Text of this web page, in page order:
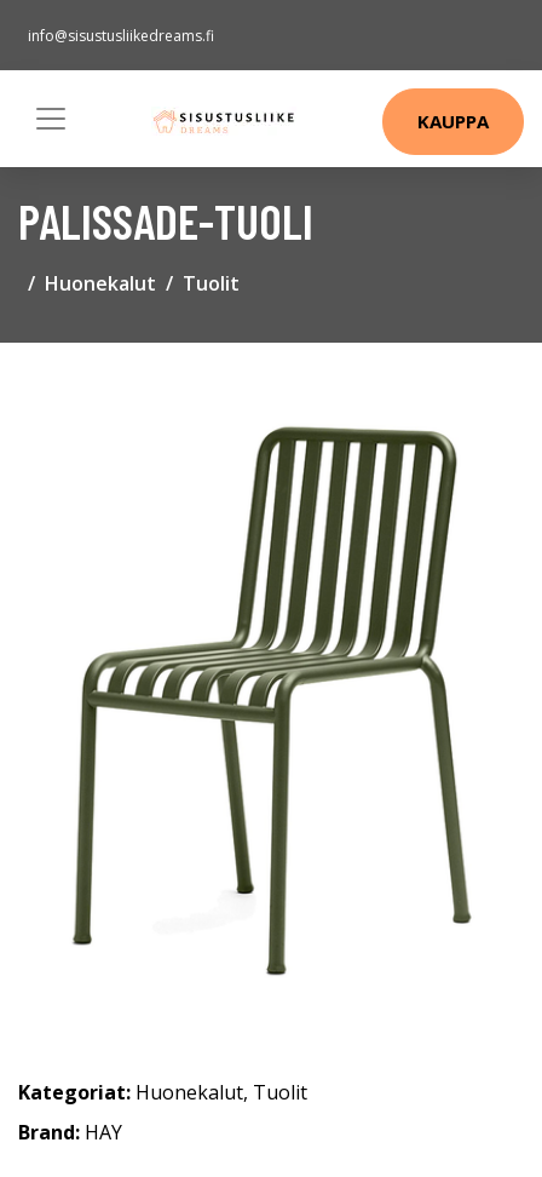
info@sisustusliikedreams.fi
KAUPPA
PALISSADE-TUOLI
Huonekalut Tuolit
Kategoriat: Huonekalut, Tuolit
Brand: HAY